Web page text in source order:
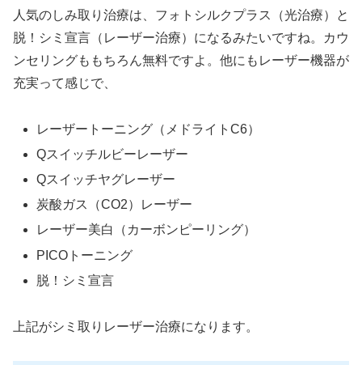
人気のしみ取り治療は、フォトシルクプラス（光治療）と
脱！シミ宣言（レーザー治療）になるみたいですね。カウ
ンセリングももちろん無料ですよ。他にもレーザー機器が
充実って感じで、
レーザートーニング（メドライトC6）
Qスイッチルビーレーザー
Qスイッチヤグレーザー
炭酸ガス（CO2）レーザー
レーザー美白（カーボンピーリング）
PICOトーニング
脱！シミ宣言
上記がシミ取りレーザー治療になります。